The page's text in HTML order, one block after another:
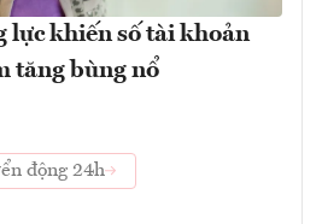
lực khiến số tài khoản
tăng bùng nổ
động 24h